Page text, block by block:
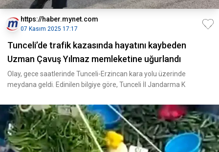
https://haber.mynet.com
07 Kasım 2025 17:17
Tunceli’de trafik kazasında hayatını kaybeden
Uzman Çavuş Yılmaz memleketine uğurlandı
Olay, gece saatlerinde Tunceli-Erzincan kara yolu üzerinde
meydana geldi. Edinilen bilgiye göre, Tunceli İl Jandarma K